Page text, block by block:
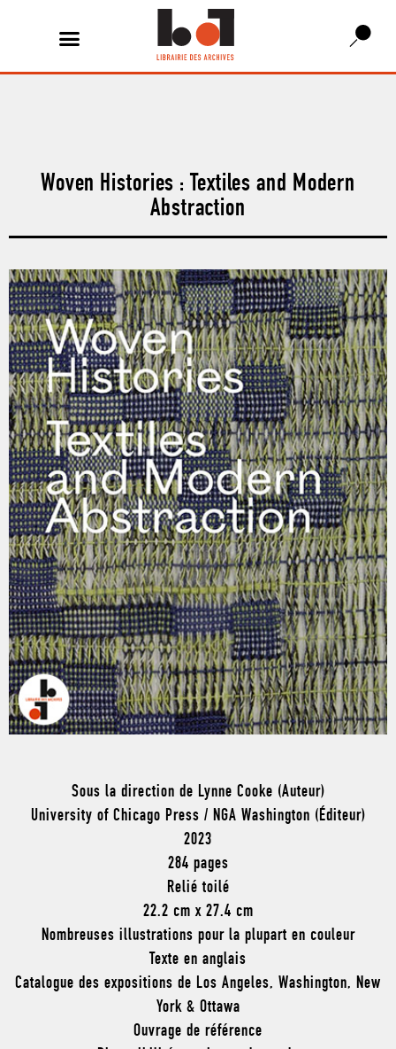
Woven Histories : Textiles and Modern
Abstraction
Sous la direction de Lynne Cooke (Auteur)
University of Chicago Press / NGA Washington (Éditeur)
2023
284 pages
Relié toilé
22.2 cm x 27.4 cm
Nombreuses illustrations pour la plupart en couleur
Texte en anglais
Catalogue des expositions de Los Angeles, Washington, New
York & Ottawa
Ouvrage de référence